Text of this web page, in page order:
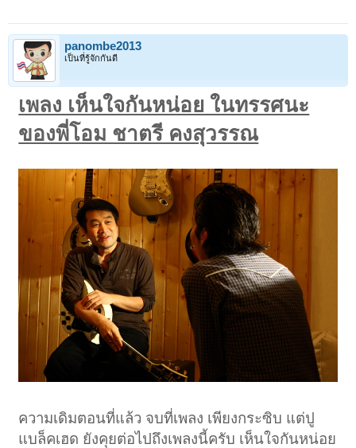
panombe2013
เป็นที่รู้จักกันดี
เพลง เห็นใจกันหน่อย ในทรรศนะ
ของพี่โอม ชาตรี คงสุวรรณ
ความเดิมตอนที่แล้ว จบที่เพลง เพียงกระซิบ แต่ปู
แบล็คเฮด ยังคุยต่อไปถึงเพลงนี้ครับ เห็นใจกันหน่อย